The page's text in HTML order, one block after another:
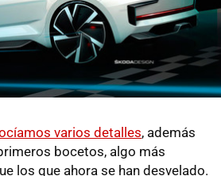
varios detalles, además
bocetos, algo más
los que ahora se han desvelado.